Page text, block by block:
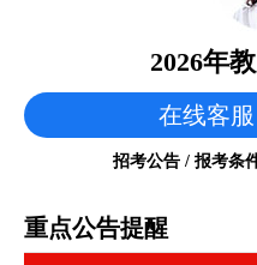
2026年
在线客
招考公告 / 报考条
重点公告提醒